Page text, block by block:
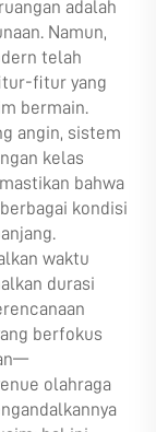
adalah
Namun,
telah
fitur yang
bermain.
angin, sistem
kelas
bahwa
kondisi
waktu
durasi
berfokus
olahraga